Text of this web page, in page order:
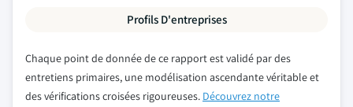
Profils D'entreprises
Chaque point de donnée de ce rapport est validé par des
entretiens primaires, une modélisation ascendante véritable et
des vérifications croisées rigoureuses. Découvrez notre